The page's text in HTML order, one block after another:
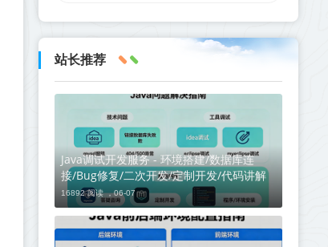
站长推荐
Java调试开发服务 - 环境搭建/数据库连
接/Bug修复/二次开发/定制开发/代码讲解
16892 阅读 ，06-07